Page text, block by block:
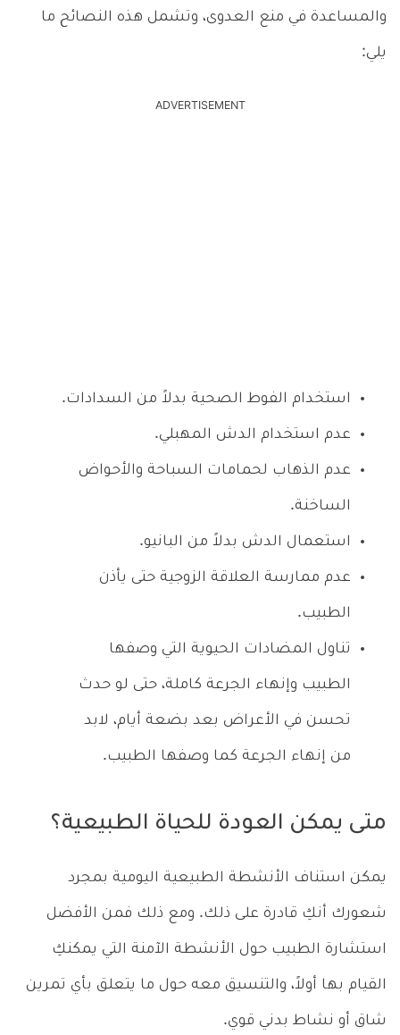
والمساعدة في منع العدوى، وتشمل هذه النصائح ما
يلي:
ADVERTISEMENT
استخدام الفوط الصحية بدلاً من السدادات.
عدم استخدام الدش المهبلي.
عدم الذهاب لحمامات السباحة والأحواض
الساخنة.
استعمال الدش بدلاً من البانيو.
عدم ممارسة العلاقة الزوجية حتى يأذن
الطبيب.
تناول المضادات الحيوية التي وصفها
الطبيب وإنهاء الجرعة كاملة، حتى لو حدث
تحسن في الأعراض بعد بضعة أيام، لابد
من إنهاء الجرعة كما وصفها الطبيب.
متى يمكن العودة للحياة الطبيعية؟
يمكن استناف الأنشطة الطبيعية اليومية بمجرد
شعورك أنكِ قادرة على ذلك. ومع ذلك فمن الأفضل
استشارة الطبيب حول الأنشطة الآمنة التي يمكنكِ
القيام بها أولاً، والتنسيق معه حول ما يتعلق بأي تمرين
شاق أو نشاط بدني قوي.